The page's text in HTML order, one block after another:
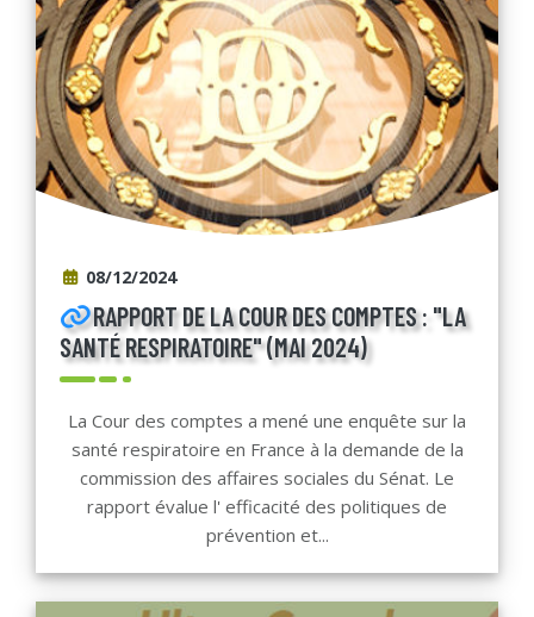
08/12/2024
RAPPORT DE LA COUR DES COMPTES : "LA
SANTÉ RESPIRATOIRE" (MAI 2024)
La Cour des comptes a mené une enquête sur la
santé respiratoire en France à la demande de la
commission des affaires sociales du Sénat. Le
rapport évalue l' efficacité des politiques de
prévention et...